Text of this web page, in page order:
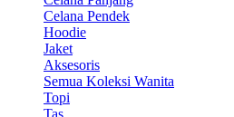
Celana Pendek
Hoodie
Jaket
Aksesoris
Semua Koleksi Wanita
Topi
Tas